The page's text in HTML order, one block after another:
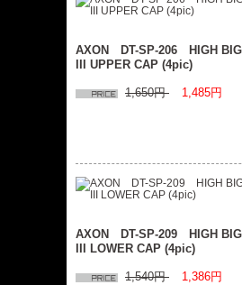
AXON DT-SP-206 HIGH BIG
III UPPER CAP (4pic)
1,650円 1,485円
AXON DT-SP-209 HIGH BIG
III LOWER CAP (4pic)
1,540円 1,386円